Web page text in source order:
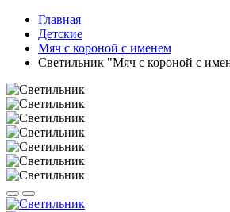
Главная
Детские
Мяч с короной с именем
Светильник "Мяч с короной с